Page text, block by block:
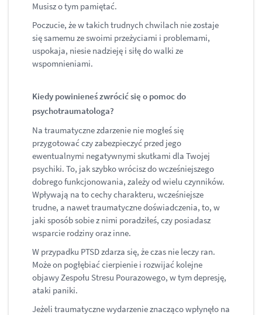
Musisz o tym pamiętać.
Poczucie, że w takich trudnych chwilach nie zostaje
się samemu ze swoimi przeżyciami i problemami,
uspokaja, niesie nadzieję i siłę do walki ze
wspomnieniami.
Kiedy powinieneś zwrócić się o pomoc do
psychotraumatologa?
Na traumatyczne zdarzenie nie mogłeś się
przygotować czy zabezpieczyć przed jego
ewentualnymi negatywnymi skutkami dla Twojej
psychiki. To, jak szybko wrócisz do wcześniejszego
dobrego funkcjonowania, zależy od wielu czynników.
Wpływają na to cechy charakteru, wcześniejsze
trudne, a nawet traumatyczne doświadczenia, to, w
jaki sposób sobie z nimi poradziłeś, czy posiadasz
wsparcie rodziny oraz inne.
W przypadku PTSD zdarza się, że czas nie leczy ran.
Może on pogłębiać cierpienie i rozwijać kolejne
objawy Zespołu Stresu Pourazowego, w tym depresję,
ataki paniki.
Jeżeli traumatyczne wydarzenie znacząco wpłynęło na